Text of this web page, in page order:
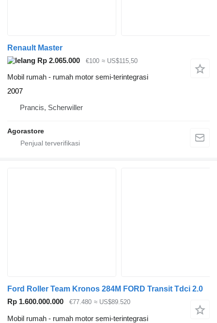
Renault Master
Rp 2.065.000
€100 ≈ US$115,50
Mobil rumah - rumah motor semi-terintegrasi
2007
Prancis, Scherwiller
Agorastore
Ford Roller Team Kronos 284M FORD Transit Tdci 2.0
Rp 1.600.000.000
€77.480 ≈ US$89.520
Mobil rumah - rumah motor semi-terintegrasi